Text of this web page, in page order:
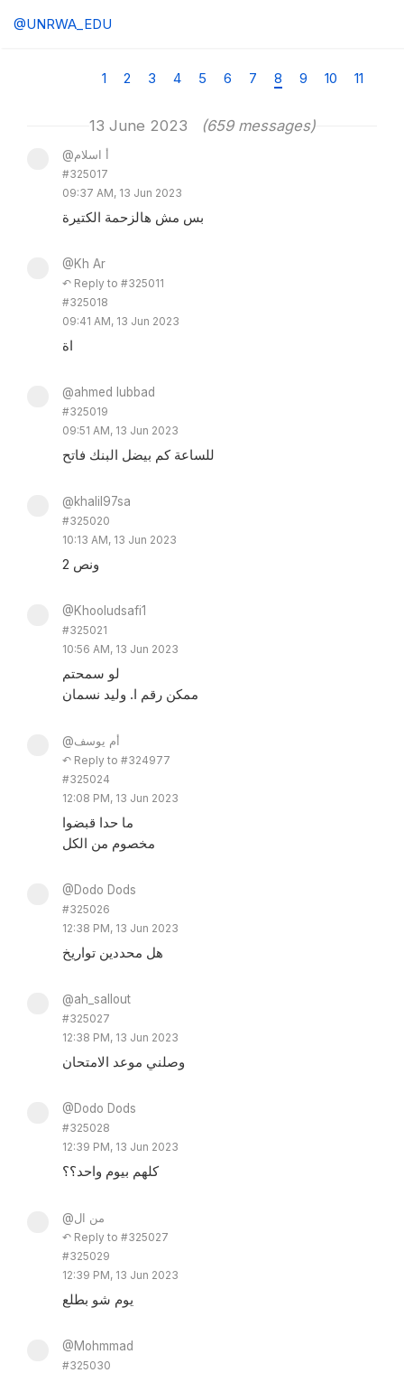
@UNRWA_EDU
1 2 3 4 5 6 7 8 9 10 11
13 June 2023 (659 messages)
@أ اسلام
#325017
09:37 AM, 13 Jun 2023
بس مش هالزحمة الكتيرة
@Kh Ar
↶ Reply to #325011
#325018
09:41 AM, 13 Jun 2023
اة
@ahmed lubbad
#325019
09:51 AM, 13 Jun 2023
للساعة كم بيضل البنك فاتح
@khalil97sa
#325020
10:13 AM, 13 Jun 2023
2 ونص
@Khooludsafi1
#325021
10:56 AM, 13 Jun 2023
لو سمحتم
ممكن رقم ا. وليد نسمان
@أم يوسف
↶ Reply to #324977
#325024
12:08 PM, 13 Jun 2023
ما حدا قبضوا
مخصوم من الكل
@Dodo Dods
#325026
12:38 PM, 13 Jun 2023
هل محددين تواريخ
@ah_sallout
#325027
12:38 PM, 13 Jun 2023
وصلني موعد الامتحان
@Dodo Dods
#325028
12:39 PM, 13 Jun 2023
كلهم بيوم واحد؟؟
@من ال
↶ Reply to #325027
#325029
12:39 PM, 13 Jun 2023
يوم شو بطلع
@Mohmmad
#325030